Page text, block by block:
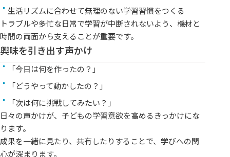
生活リズムに合わせて無理のない学習習慣をつくる
トラブルや多忙な日常で学習が中断されないよう、機材と
時間の両面から支えることが重要です。
興味を引き出す声かけ
「今日は何を作ったの？」
「どうやって動かしたの？」
「次は何に挑戦してみたい？」
日々の声かけが、子どもの学習意欲を高めるきっかけにな
ります。
成果を一緒に見たり、共有したりすることで、学びへの関
心が深まります。